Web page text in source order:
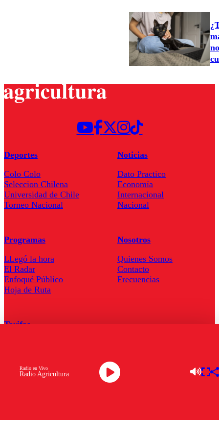
Radio Agricultura
Radio en Vivo
Deportes
Colo Colo
Seleccion Chilena
Universidad de Chile
Torneo Nacional
Noticias
Dato Practico
Economía
Internacional
Nacional
Programas
LLegó la hora
El Radar
Enfoqué Público
Hoja de Ruta
Nosotros
Quienes Somos
Contacto
Frecuencias
Tarifas
Descarga la APP